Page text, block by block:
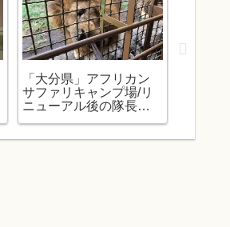
「大分県」アフリカン
サファリキャンプ場/リ
ニューアル後の隊長再